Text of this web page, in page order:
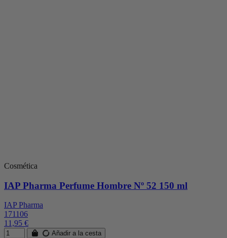
Cosmética
IAP Pharma Perfume Hombre Nº 52 150 ml
IAP Pharma
171106
11,95 €
Añadir a la cesta